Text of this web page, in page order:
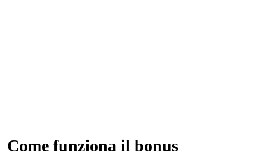
Come funziona il bonus